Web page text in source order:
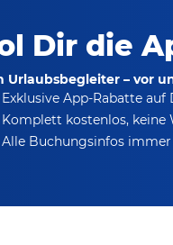
Dir die
Urlaubsbegleiter – vor
Exklusive App-Rabatteauf
Komplett kostenlos, keine
Alle Buchungsinfos